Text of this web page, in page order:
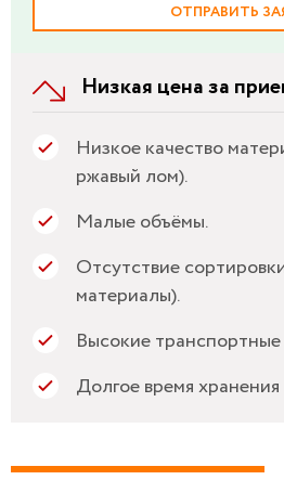
ОТПРАВИТЬ
Низкая цена за
Низкое качество
ржавый лом).
Малые объёмы.
Отсутствие
материалы).
Высокие
Долгое время